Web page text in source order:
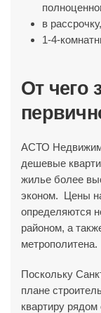
в
1-4-
От чего
АСТО
дешевые
жилье более
эконом. Цены
определяются
районом, а
метрополитена.
Поскольку
плане
квартиру